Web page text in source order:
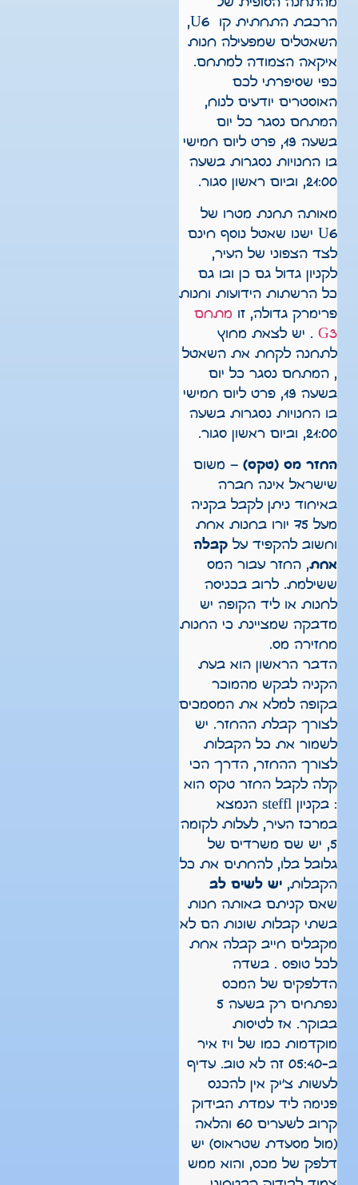
הרכבת התחתית קו U6,
השאטלים שמפעילה חנות
איקאה הצמודה למתחם.
כפי שסיפרתי לכם
האוסטרים יודעים לנוח,
המתחם נסגר כל יום
בשעה 19, פרט ליום חמישי
בו החנויות נסגרות בשעה
21:00, וביום ראשון סגור.
מאותה תחנת מטרו של
U6 ישנו שאטל נוסף חינם
לצד הצפוני של העיר,
לקניון גדול גם כן ובו גם
כל הרשתות הידועות וחנות
פרימרק גדולה, זו מתחם
G3 . יש לצאת מחוץ
לתחנה לקחת את השאטל
, המתחם נסגר כל יום
בשעה 19, פרט ליום חמישי
בו החנויות נסגרות בשעה
21:00, וביום ראשון סגור.
החזר מס (טקס) – משום
שישראל אינה חברה
באיחוד ניתן לקבל בקניה
מעל 75 יורו בחנות אחת
וחשוב להקפיד על קבלה
אחת, החזר עבור המס
ששילמת. לרוב בכניסה
לחנות או ליד הקופה יש
מדבקה שמציינת כי החנות
מחזירה מס.
הדבר הראשון הוא בעת
הקניה לבקש מהמוכר
בקופה למלא את המסמכים
לצורך קבלת ההחזר. יש
לשמור את כל הקבלות
לצורך ההחזר, הדרך הכי
קלה לקבל החזר טקס הוא
: בקניון steffl הנמצא
במרכז העיר, לעלות לקומה
5, יש שם משרדים של
גלובל בלו, להחתים את כל
הקבלות, יש לשים לב
שאם קניתם באותה חנות
בשתי קבלות שונות הם לא
מקבלים חייב קבלה אחת
לכל טופס . בשדה
הדלפקים של המכס
נפתחים רק בשעה 5
בבוקר. אז לטיסות
מוקדמות כמו של ויז איר
ב-05:40 זה לא טוב. עדיף
לעשות צ'יק אין להכנס
פנימה ליד עמדת הבידוק
קרוב לשערים 60 והלאה
(מול מסעדת שטראוס) יש
דלפק של מכס, והוא ממש